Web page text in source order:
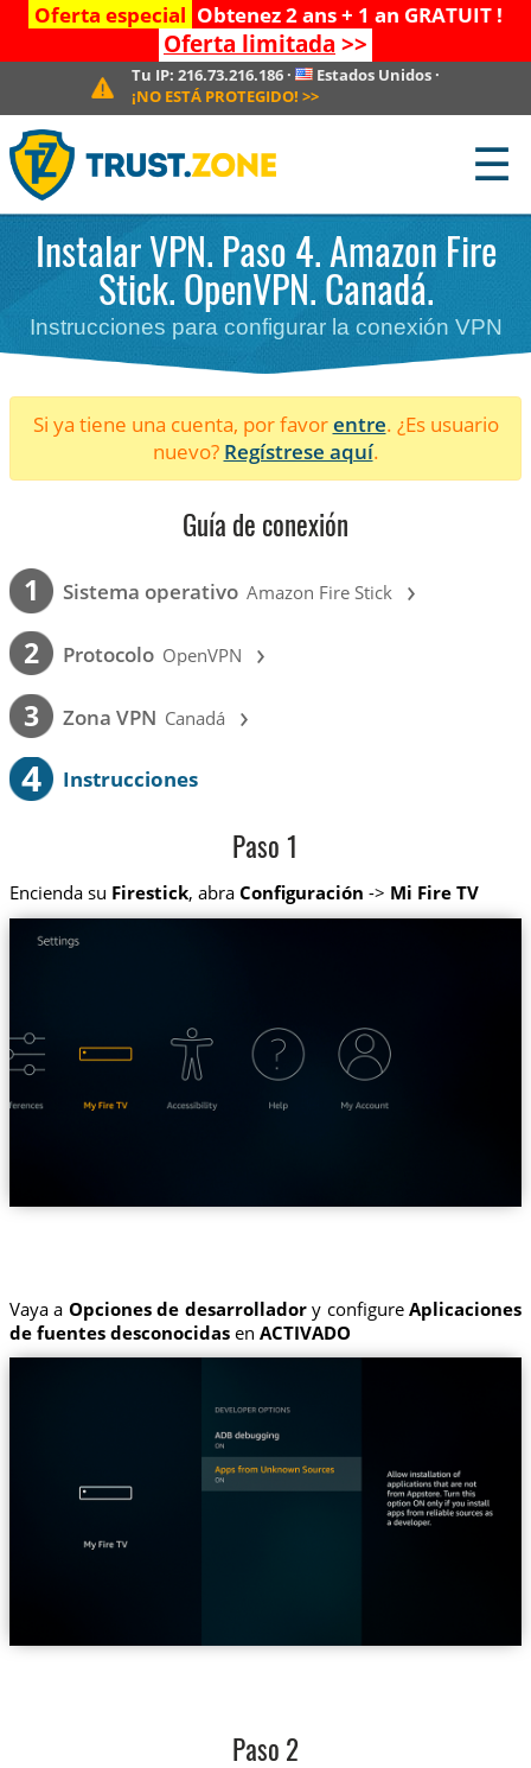
Oferta especial Obtenez 2 ans + 1 an GRATUIT !
Oferta limitada >>
Tu IP: 216.73.216.186· Estados Unidos ·
¡NO ESTÁ PROTEGIDO! >>
☰
Instalar VPN. Paso 4. Amazon Fire
Stick. OpenVPN. Canadá.
Instrucciones para configurar la conexión VPN
Si ya tiene una cuenta, por favorentre. ¿Es usuario
nuevo? Regístrese aquí.
Guía de conexión
1 Sistema operativo Amazon Fire Stick ›
2 Protocolo OpenVPN ›
3 Zona VPN Canadá ›
4 Instrucciones
Paso 1
Encienda su Firestick, abra Configuración -> Mi Fire TV
Vaya a Opciones de desarrolladory configureAplicaciones
de fuentes desconocidasen ACTIVADO
Paso 2